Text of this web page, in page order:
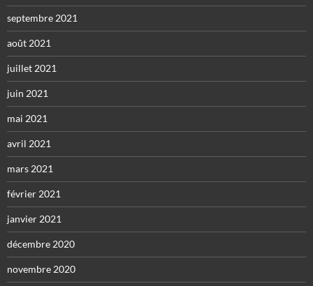
septembre 2021
août 2021
juillet 2021
juin 2021
mai 2021
avril 2021
mars 2021
février 2021
janvier 2021
décembre 2020
novembre 2020